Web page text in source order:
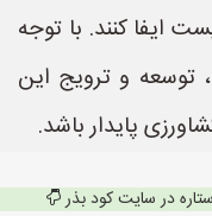
ایفا کنند. با توجه
توسعه و ترویج این
پایدار باشد.
در سایت کود بذر